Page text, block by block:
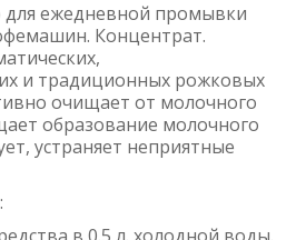
для ежедневной промывки
Концентрат.
и традиционных рожковых
очищает от молочного
образование молочного
устраняет неприятные